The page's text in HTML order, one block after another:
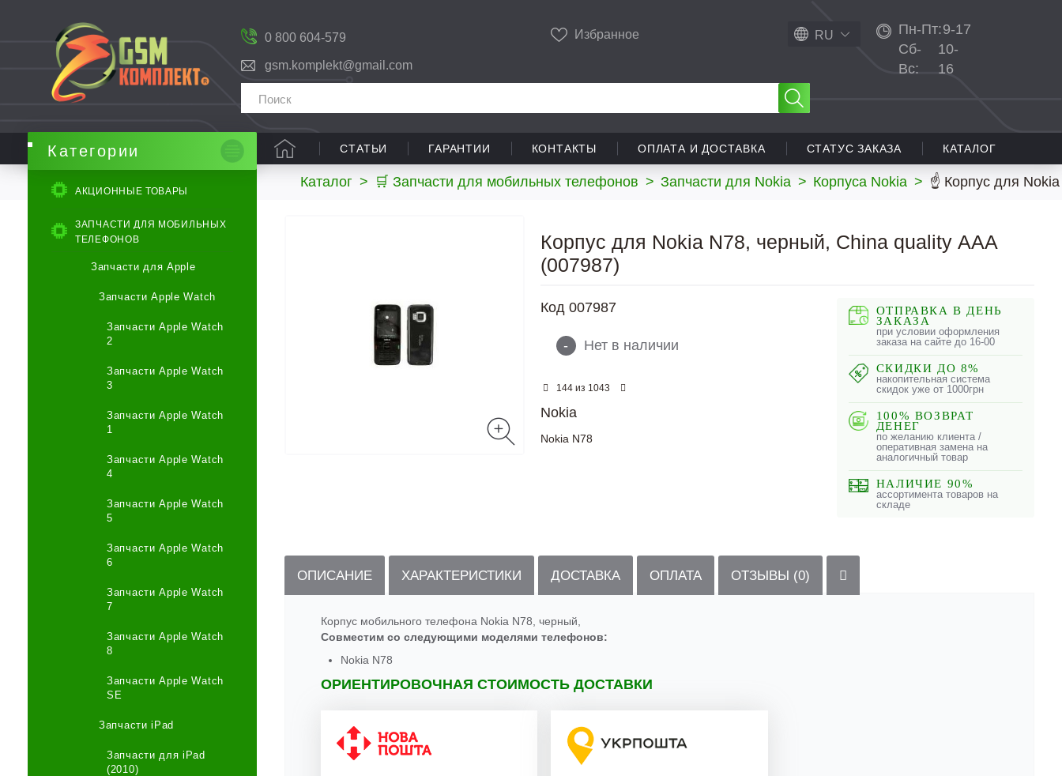
0 800 604-579
gsm.komplekt@gmail.com
Избранное RU Пн-Пт:9-17
Сб-
Вс:
10-
16
СТАТЬИ ГАРАНТИИ КОНТАКТЫ ОПЛАТА И ДОСТАВКА СТАТУС ЗАКАЗА КАТАЛОГ
Каталог > 🛒 Запчасти для мобильных телефонов > Запчасти для Nokia > Корпуса Nokia > ☝ Корпус для
Категории
АКЦИОННЫЕ ТОВАРЫ
ЗАПЧАСТИ ДЛЯ МОБИЛЬНЫХ
ТЕЛЕФОНОВ
Запчасти для Apple
Запчасти Apple Watch
Запчасти Apple Watch
2
Запчасти Apple Watch
3
Запчасти Apple Watch
1
Запчасти Apple Watch
4
Запчасти Apple Watch
5
Запчасти Apple Watch
6
Запчасти Apple Watch
7
Запчасти Apple Watch
8
Запчасти Apple Watch
SE
Запчасти iPad
Запчасти для iPad
(2010)
Корпус для Nokia N78, черный, China quality ААА
(007987)
Код 007987
- Нет в наличии
144из 1043
Nokia
Nokia N78
ОТПРАВКА В ДЕНЬ
ЗАКАЗА
при условии оформления
заказа на сайте до 16-00
СКИДКИ ДО 8%
накопительная система
скидок уже от 1000грн
100% ВОЗВРАТ
ДЕНЕГ
по желанию клиента /
оперативная замена на
аналогичный товар
НАЛИЧИЕ 90%
ассортимента товаров на
складе
ОПИСАНИЕ ХАРАКТЕРИСТИКИ ДОСТАВКА ОПЛАТА ОТЗЫВЫ (0)
Корпус мобильного телефона Nokia N78, черный,
Совместим со следующими моделями телефонов:
Nokia N78
ОРИЕНТИРОВОЧНАЯ СТОИМОСТЬ ДОСТАВКИ